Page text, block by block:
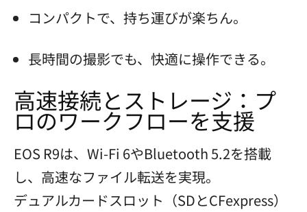
コンパクトで、持ち運びが楽ちん。
長時間の撮影でも、快適に操作できる。
高速接続とストレージ：プ
ロのワークフローを支援
EOS R9は、Wi-Fi 6やBluetooth 5.2を搭載
し、高速なファイル転送を実現。
デュアルカードスロット（SDとCFexpress）